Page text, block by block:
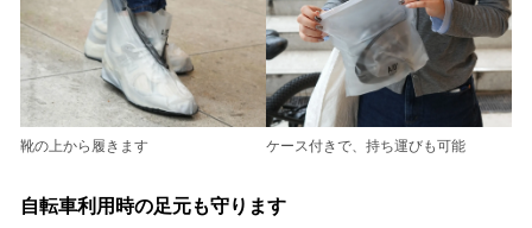
靴の上から履きます ケース付きで、持ち運びも可能
自転車利用時の足元も守ります